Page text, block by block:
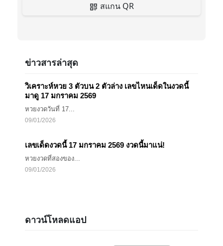
สแกน QR
ข่าวสารล่าสุด
วิเคราะห์หวย 3 ตัวบน 2 ตัวล่าง เลขไหนเด็ดในงวดนี้
มาดู 17 มกราคม 2569
หวยงวดวันที่ 17...
09/01/2026
เลขเด็ดงวดนี้ 17 มกราคม 2569 งวดนี้มาแน่!
หวยงวดที่สองของ...
09/01/2026
ดาวน์โหลดแอป